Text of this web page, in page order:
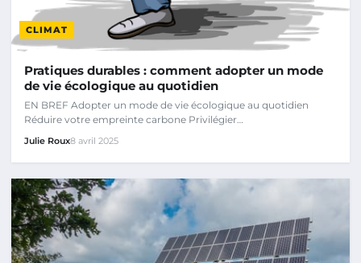
CLIMAT
Pratiques durables : comment adopter un mode
de vie écologique au quotidien
EN BREF Adopter un mode de vie écologique au quotidien
Réduire votre empreinte carbone Privilégier…
Julie Roux8 avril 2025